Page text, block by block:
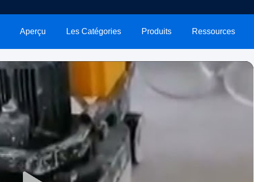
Aperçu Les Catégories Produits Ressources